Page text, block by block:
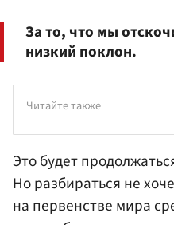
За то, что мы
низкий поклон.
Читайте также
Это будет
Но разбираться не
на первенстве мира